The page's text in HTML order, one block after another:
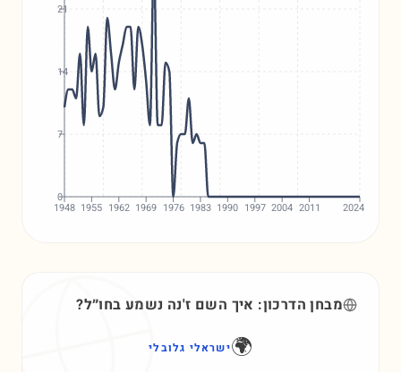
1948 1955 1962 1969 1976 1983 1990 1997 2004 2011 2024
0
7
14
21
מבחן הדרכון: איך השם ז'נה נשמע בחו״ל?
🌍ישראלי גלובלי